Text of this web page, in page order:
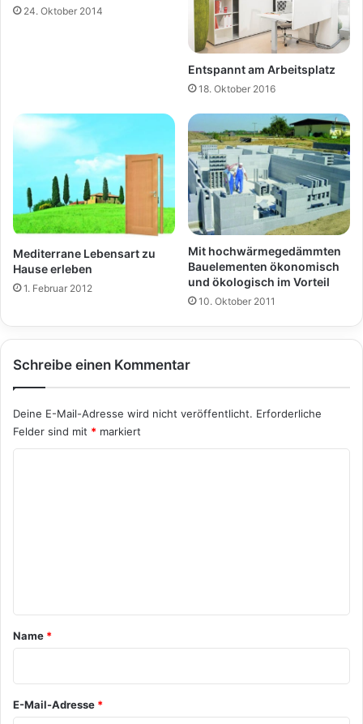
24. Oktober 2014
Entspannt am Arbeitsplatz
18. Oktober 2016
Mediterrane Lebensart zu
Hause erleben
1. Februar 2012
Mit hochwärmegedämmten
Bauelementen ökonomisch
und ökologisch im Vorteil
10. Oktober 2011
Schreibe einen Kommentar
Deine E-Mail-Adresse wird nicht veröffentlicht. Erforderliche
Felder sind mit * markiert
a
*
Name *
E-Mail-Adresse *